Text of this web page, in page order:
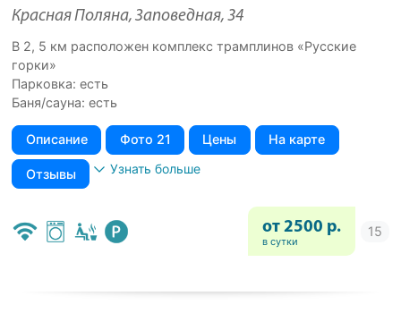
Красная Поляна, Заповедная, 34
В 2, 5 км расположен комплекс трамплинов «Русские
горки»
Парковка: есть
Баня/сауна: есть
Описание Фото 21 Цены На карте
Отзывы Узнать больше
от 2500 р.
в сутки